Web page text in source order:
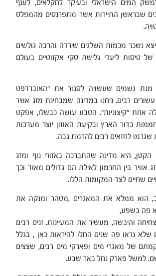
המים הישראלי ובעיקר לחקלאים, לענף
שבראשן התיירות אשר מתפרנסים מהמפלס
נשכר מכמות השלגים שירדה והרבה גולשים
טיסות ליעדי גלישת סקי אקזוטיים בעולם
מנת גשמים שעשויה לסגור את "האוברדפט
רבים. ניחנו במדינה שמבחינת מזג אוויר
אחת "קיצוניות". הטבע עושה כבשלו, אפקט
כדור הארץ ובקיעת האוזון יוצר מערכות
שגרמו לחזאים רבים להרמת גבה.
הקטן, היא מדינה שהתברכה באזורי נוף ומזג
אוויר בין החרמון לאילת הם גדולים מאוד וכך
שחיים לצד המקומות הללו.
הוא ממלא את המאגרים ,מטהר ומנקה את
פה בשפע,
והיבשה, מעשיר את המעיינות. זנים רבים
שלא נראו פה שנים החלו להיראות כאן , בגלל
של מאגרי מים ופארקי מים רבים, שצצים
למשל פארק נחל באר שבע.